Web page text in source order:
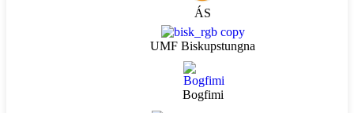
ÁS
UMF Biskupstungna
Bogfimi